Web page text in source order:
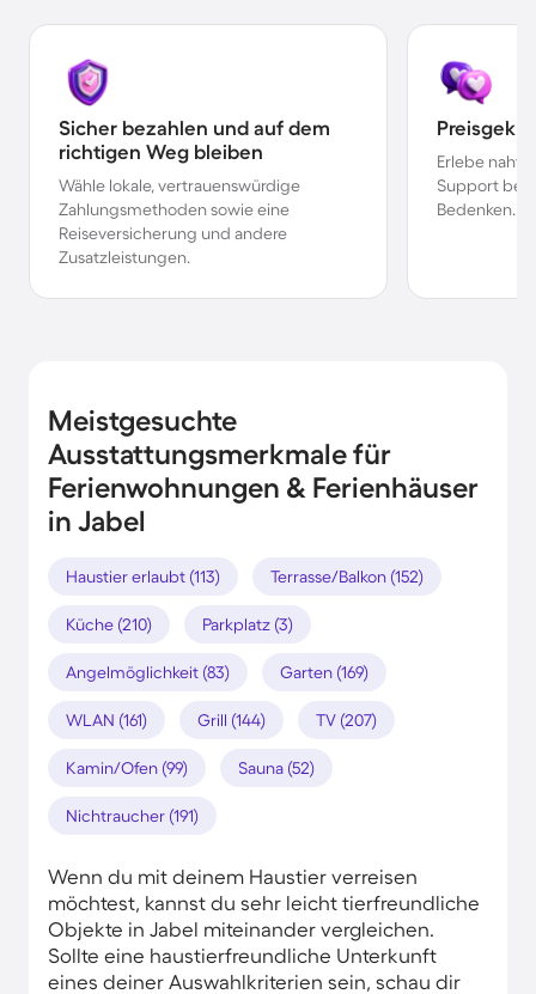
Sicher bezahlen und auf dem
richtigen Weg bleiben
Wähle lokale, vertrauenswürdige
Zahlungsmethoden sowie eine
Reiseversicherung und andere
Zusatzleistungen.
Erlebe
Support bei
Bedenken.
Meistgesuchte
Ausstattungsmerkmale für
Ferienwohnungen & Ferienhäuser
in Jabel
Haustier erlaubt (113) Terrasse/Balkon (152)
Küche (210) Parkplatz (3)
Angelmöglichkeit (83) Garten (169)
WLAN (161) Grill (144) TV (207)
Kamin/Ofen (99) Sauna (52)
Nichtraucher (191)
Wenn du mit deinem Haustier verreisen
möchtest, kannst du sehr leicht tierfreundliche
Objekte in Jabel miteinander vergleichen.
Sollte eine haustierfreundliche Unterkunft
eines deiner Auswahlkriterien sein, schau dir